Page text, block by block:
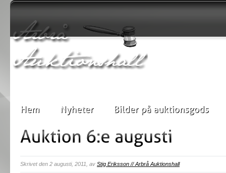
Skrivet den 2 augusti, 2011, av Stig Eriksson // Arbrå Auktionshall